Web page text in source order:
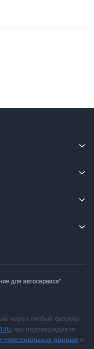
для автосервиса"
через любые формы
, вы подтверждаете
персональных данных и